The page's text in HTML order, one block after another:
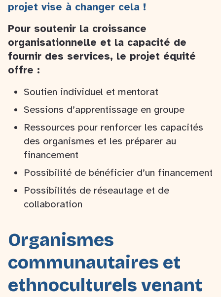
projet vise à changer cela !
Pour soutenir la croissance
organisationnelle et la capacité de
fournir des services, le projet équité
offre :
Soutien individuel et mentorat
Sessions d’apprentissage en groupe
Ressources pour renforcer les capacités
des organismes et les préparer au
financement
Possibilité de bénéficier d’un financement
Possibilités de réseautage et de
collaboration
Organismes
communautaires et
ethnoculturels venant